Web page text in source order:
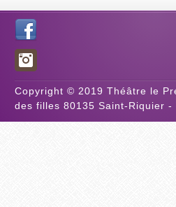
Copyright © 2019 Théâtre le
des filles 80135 Saint-Riquier -